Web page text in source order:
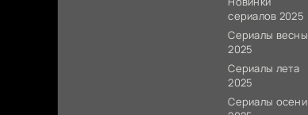
сериалов 2025
Сериалы весны
2025
Сериалы лета
2025
Сериалы осени